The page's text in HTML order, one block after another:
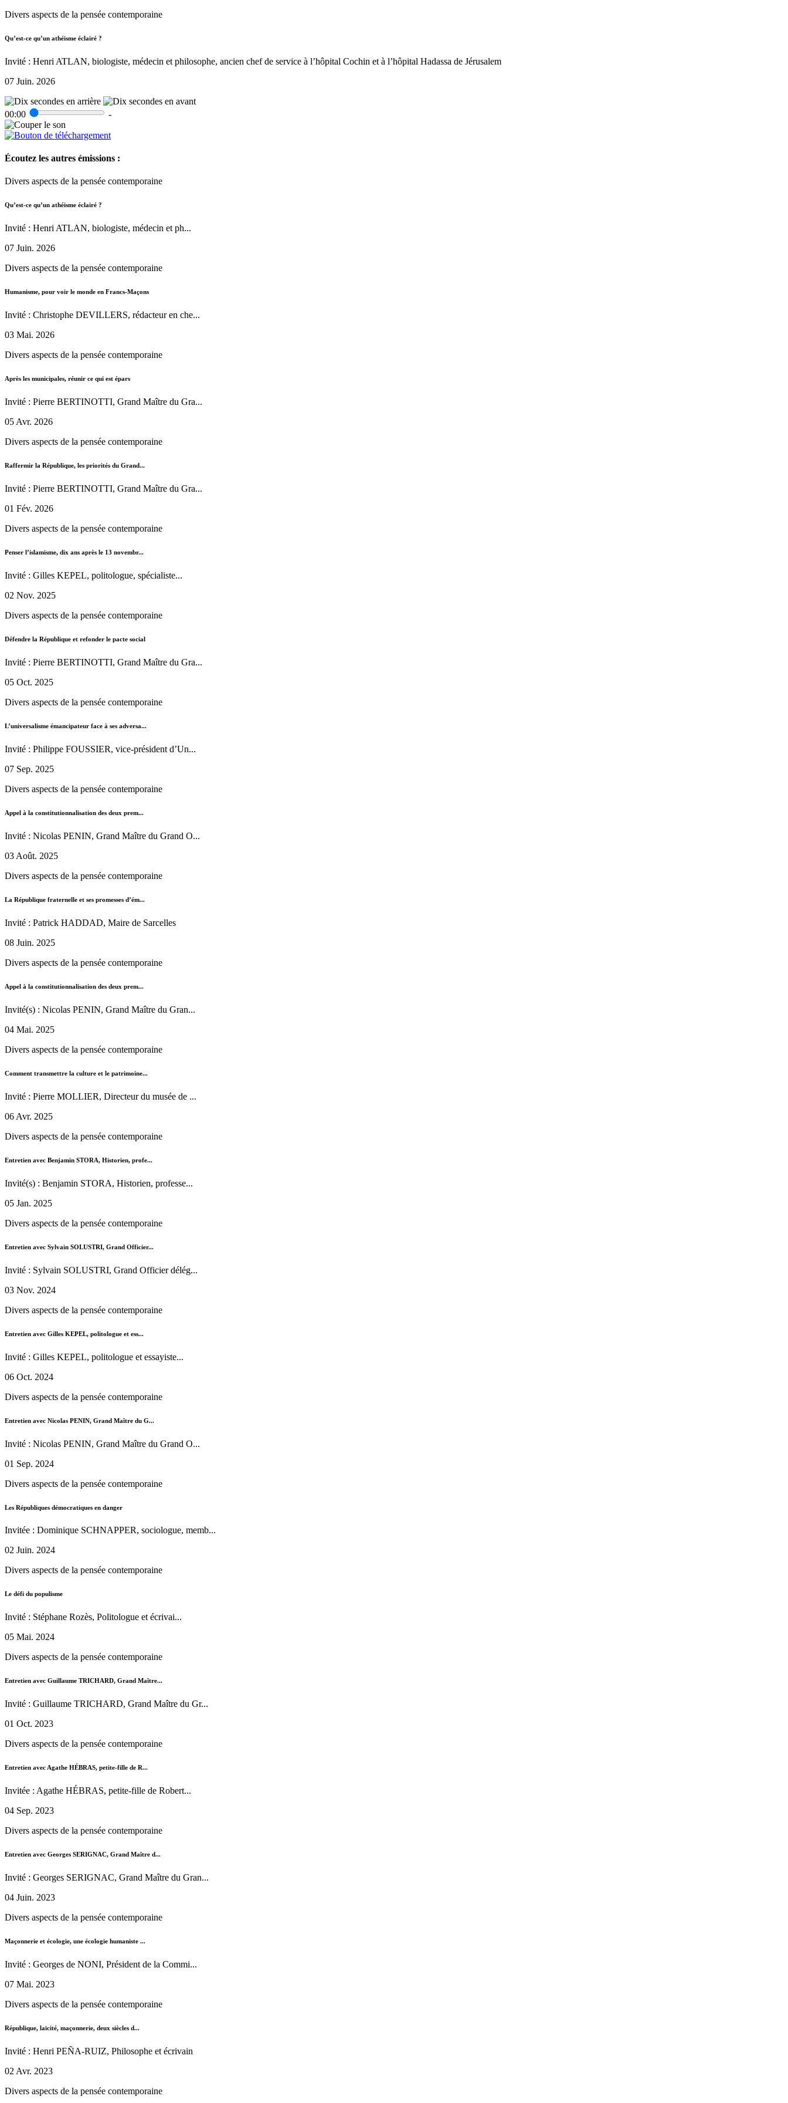
Divers aspects de la pensée contemporaine
Qu’est-ce qu’un athéisme éclairé ?
Invité : Henri ATLAN, biologiste, médecin et philosophe, ancien chef de service à l’hôpital Cochin et à l’hôpital Hadassa de Jérusalem
07 Juin. 2026
00:00 -
Écoutez les autres émissions :
Divers aspects de la pensée contemporaine
Qu’est-ce qu’un athéisme éclairé ?
Invité : Henri ATLAN, biologiste, médecin et ph...
07 Juin. 2026
Divers aspects de la pensée contemporaine
Humanisme, pour voir le monde en Francs-Maçons
Invité : Christophe DEVILLERS, rédacteur en che...
03 Mai. 2026
Divers aspects de la pensée contemporaine
Après les municipales, réunir ce qui est épars
Invité : Pierre BERTINOTTI, Grand Maître du Gra...
05 Avr. 2026
Divers aspects de la pensée contemporaine
Raffermir la République, les priorités du Grand...
Invité : Pierre BERTINOTTI, Grand Maître du Gra...
01 Fév. 2026
Divers aspects de la pensée contemporaine
Penser l’islamisme, dix ans après le 13 novembr...
Invité : Gilles KEPEL, politologue, spécialiste...
02 Nov. 2025
Divers aspects de la pensée contemporaine
Défendre la République et refonder le pacte social
Invité : Pierre BERTINOTTI, Grand Maître du Gra...
05 Oct. 2025
Divers aspects de la pensée contemporaine
L’universalisme émancipateur face à ses adversa...
Invité : Philippe FOUSSIER, vice-président d’Un...
07 Sep. 2025
Divers aspects de la pensée contemporaine
Appel à la constitutionnalisation des deux prem...
Invité : Nicolas PENIN, Grand Maître du Grand O...
03 Août. 2025
Divers aspects de la pensée contemporaine
La République fraternelle et ses promesses d’ém...
Invité : Patrick HADDAD, Maire de Sarcelles
08 Juin. 2025
Divers aspects de la pensée contemporaine
Appel à la constitutionnalisation des deux prem...
Invité(s) : Nicolas PENIN, Grand Maître du Gran...
04 Mai. 2025
Divers aspects de la pensée contemporaine
Comment transmettre la culture et le patrimoine...
Invité : Pierre MOLLIER, Directeur du musée de ...
06 Avr. 2025
Divers aspects de la pensée contemporaine
Entretien avec Benjamin STORA, Historien, profe...
Invité(s) : Benjamin STORA, Historien, professe...
05 Jan. 2025
Divers aspects de la pensée contemporaine
Entretien avec Sylvain SOLUSTRI, Grand Officier...
Invité : Sylvain SOLUSTRI, Grand Officier délég...
03 Nov. 2024
Divers aspects de la pensée contemporaine
Entretien avec Gilles KEPEL, politologue et ess...
Invité : Gilles KEPEL, politologue et essayiste...
06 Oct. 2024
Divers aspects de la pensée contemporaine
Entretien avec Nicolas PENIN, Grand Maître du G...
Invité : Nicolas PENIN, Grand Maître du Grand O...
01 Sep. 2024
Divers aspects de la pensée contemporaine
Les Républiques démocratiques en danger
Invitée : Dominique SCHNAPPER, sociologue, memb...
02 Juin. 2024
Divers aspects de la pensée contemporaine
Le défi du populisme
Invité : Stéphane Rozès, Politologue et écrivai...
05 Mai. 2024
Divers aspects de la pensée contemporaine
Entretien avec Guillaume TRICHARD, Grand Maître...
Invité : Guillaume TRICHARD, Grand Maître du Gr...
01 Oct. 2023
Divers aspects de la pensée contemporaine
Entretien avec Agathe HÉBRAS, petite-fille de R...
Invitée : Agathe HÉBRAS, petite-fille de Robert...
04 Sep. 2023
Divers aspects de la pensée contemporaine
Entretien avec Georges SERIGNAC, Grand Maître d...
Invité : Georges SERIGNAC, Grand Maître du Gran...
04 Juin. 2023
Divers aspects de la pensée contemporaine
Maçonnerie et écologie, une écologie humaniste ...
Invité : Georges de NONI, Président de la Commi...
07 Mai. 2023
Divers aspects de la pensée contemporaine
République, laïcité, maçonnerie, deux siècles d...
Invité : Henri PEÑA-RUIZ, Philosophe et écrivain
02 Avr. 2023
Divers aspects de la pensée contemporaine